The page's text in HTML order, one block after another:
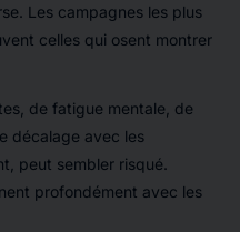
Les campagnes les plus
celles qui osent montrer
de fatigue mentale, de
décalage avec les
peut sembler risqué.
profondément avec les